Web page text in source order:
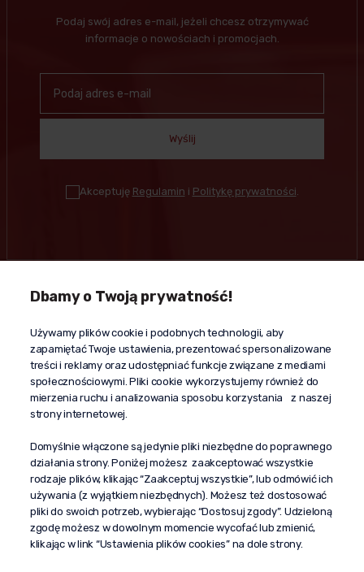
Podaj swój adres e-mail, jeżeli chcesz otrzymywać
informacje o nowościach i promocjach.
Wyślij
Akceptuję Regulamin i Politykę prywatności.
Kontakt
+48 603 610 870
kontakt@propaganda24h.pl
“Propaganda"
al. Komisji Edukacji Narodowej 51/U5
02-797 Warszawa
Pomoc
Dostawa
Moje konto
O firmie
Dbamy o Twoją prywatność!
Używamy plików cookie i podobnych technologii, aby
zapamiętać Twoje ustawienia, prezentować spersonalizowane
treści i reklamy oraz udostępniać funkcje związane z mediami
społecznościowymi. Pliki cookie wykorzystujemy również do
mierzenia ruchu i analizowania sposobu korzystania z naszej
strony internetowej.
Domyślnie włączone są jedynie pliki niezbędne do poprawnego
działania strony. Poniżej możesz zaakceptować wszystkie
rodzaje plików, klikając “Zaakceptuj wszystkie”, lub odmówić ich
używania (z wyjątkiem niezbędnych). Możesz też dostosować
pliki do swoich potrzeb, wybierając “Dostosuj zgody”. Udzieloną
zgodę możesz w dowolnym momencie wycofać lub zmienić,
klikając w link “Ustawienia plików cookies” na dole strony.